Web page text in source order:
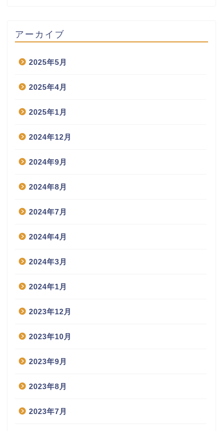
アーカイブ
2025年5月
2025年4月
2025年1月
2024年12月
2024年9月
2024年8月
2024年7月
2024年4月
2024年3月
2024年1月
2023年12月
2023年10月
2023年9月
2023年8月
2023年7月